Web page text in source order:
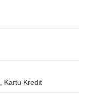
Kartu Kredit